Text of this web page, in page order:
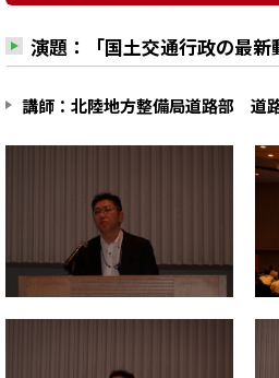
演題：「国土交通行政の最新
講師：北陸地方整備局道路部 道